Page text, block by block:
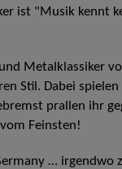
ist "Musik kennt
Metalklassiker
Stil. Dabei
prallen ihr
Feinsten!
… irgendwo